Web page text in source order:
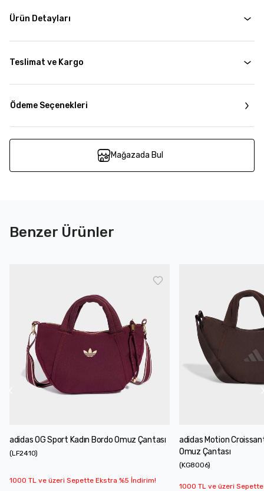
Ürün Detayları
Teslimat ve Kargo
Ödeme Seçenekleri
Mağazada Bul
Benzer Ürünler
adidas OG Sport Kadın Bordo Omuz Çantası
(LF2410)
1000 TL ve üzeri Sepette Ekstra %5 İndirim!
adidas Motion
Omuz Çantası
(KG8006)
1000 TL ve üzeri